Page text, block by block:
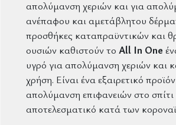
απολύμανση χεριών και για
ανέπαφου και αμετάβλητου
προσθήκες καταπραϋντικών και
ουσιών καθιστούν το All In One
υγρό για απολύμανση χεριών και
χρήση. Είναι ένα εξαιρετικό
απολύμανση επιφανειών στο σπίτι
αποτελεσματικό κατά των